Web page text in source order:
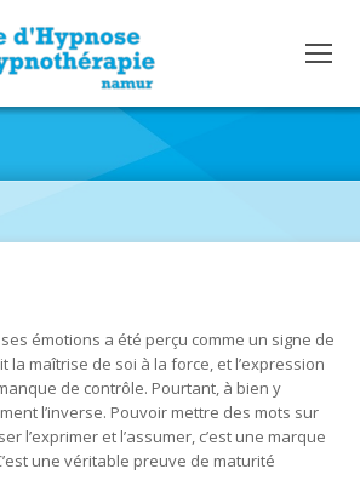
: UNE PREUVE DE MATURITÉ
ÉMOTIONNELLE
émotions a été perçu comme un signe de
la maîtrise de soi à la force, et l’expression
de contrôle. Pourtant, à bien y
l’inverse. Pouvoir mettre des mots sur
l’exprimer et l’assumer, c’est une marque
une véritable preuve de maturité